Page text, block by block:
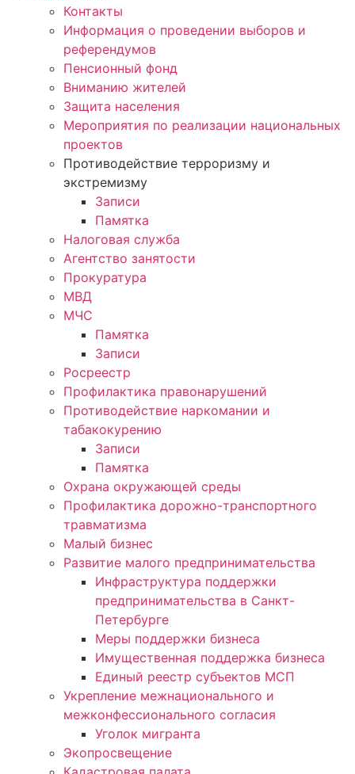
Контакты
Информация о проведении выборов и
референдумов
Пенсионный фонд
Вниманию жителей
Защита населения
Мероприятия по реализации национальных
проектов
Противодействие терроризму и
экстремизму
Записи
Памятка
Налоговая служба
Агентство занятости
Прокуратура
МВД
МЧС
Памятка
Записи
Росреестр
Профилактика правонарушений
Противодействие наркомании и
табакокурению
Записи
Памятка
Охрана окружающей среды
Профилактика дорожно-транспортного
травматизма
Малый бизнес
Развитие малого предпринимательства
Инфраструктура поддержки
предпринимательства в Санкт-
Петербурге
Меры поддержки бизнеса
Имущественная поддержка бизнеса
Единый реестр субъектов МСП
Укрепление межнационального и
межконфессионального согласия
Уголок мигранта
Экопросвещение